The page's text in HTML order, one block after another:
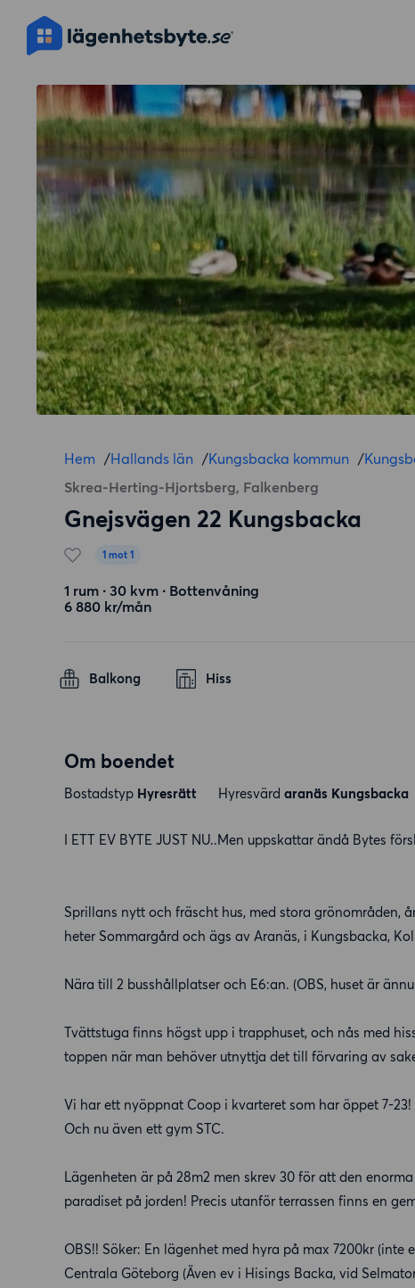
Hem /Hallands län /Kungsbacka kommun /
Skrea-Herting-Hjortsberg, Falkenberg
Gnejsvägen 22 Kungsbacka
1 mot 1
1 rum ∙ 30 kvm ∙ Bottenvåning
6 880 kr/mån
Balkong Hiss
Om boendet
Bostadstyp Hyresrätt Hyresvärd aranäs Kungsbacka
I ETT EV BYTE JUST NU..Men uppskattar ändå Bytes
Sprillans nytt och fräscht hus, med stora grönområden,
heter Sommargård och ägs av Aranäs, i Kungsbacka,
Nära till 2 busshållplatser och E6:an. (OBS, huset är
Tvättstuga finns högst upp i trapphuset, och nås med
toppen när man behöver utnyttja det till förvaring av
Vi har ett nyöppnat Coop i kvarteret som har öppet 7-23!
Och nu även ett gym STC.
Lägenheten är på 28m2 men skrev 30 för att den
paradiset på jorden! Precis utanför terrassen finns en
OBS!! Söker: En lägenhet med hyra på max 7200kr (inte
Centrala Göteborg (Även ev i Hisings Backa, vid